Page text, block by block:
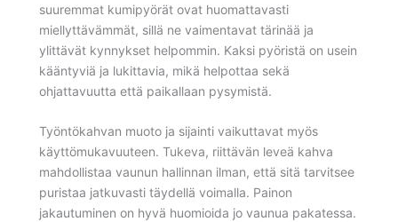
suuremmat kumipyörät ovat huomattavasti
miellyttävämmät, sillä ne vaimentavat tärinää ja
ylittävät kynnykset helpommin. Kaksi pyöristä on usein
kääntyviä ja lukittavia, mikä helpottaa sekä
ohjattavuutta että paikallaan pysymistä.
Työntökahvan muoto ja sijainti vaikuttavat myös
käyttömukavuuteen. Tukeva, riittävän leveä kahva
mahdollistaa vaunun hallinnan ilman, että sitä tarvitsee
puristaa jatkuvasti täydellä voimalla. Painon
jakautuminen on hyvä huomioida jo vaunua pakatessa.